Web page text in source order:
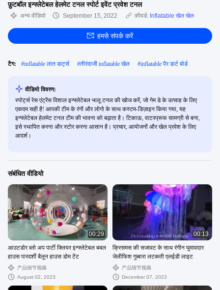
फ़ुटबॉल इन्फ्लेटेबल हेलमेट टनल स्पोर्ट इवेंट प्रवेश टनल
अन्य वीडियो September 15, 2022 कीवर्ड: Inflatable खेल खेल
हमसे संपर्क करें
टैग: #inflatable लात डार्ट्स #तीरंदाजी inflatable खेल #inflatable पैर डार्ट बोर्ड
वीडियो विवरण:
स्पोर्ट्स रेस एंट्रेंस विशाल इन्फ्लेटेबल भालू टनल की खोज करें, जो गेम डे के उत्साह के लिए
एकदम सही है! आपकी टीम के रंगों और लोगो के साथ कस्टम-डिज़ाइन किया गया, यह
इन्फ्लेटेबल हेलमेट टनल टीम की भावना को बढ़ाता है। टिकाऊ, वाटरप्रूफ सामग्री से बना,
इसे स्थापित करना और स्टोर करना आसान है। प्रचार, आयोजनों और खेल प्रवेश के लिए
आदर्श।
संबंधित वीडियो
00:29
आउटडोर ब्लो अप पार्टी क्लियर इन्फ्लेटेबल बबल
हाउस पारदर्शी बैलून हाउस डोम टेंट
产品细节视频
August 02, 2023
00:13
क्रिसमस की सजावट के साथ रंगीन घुमावदार
जेलीफिश गुब्बारा लटकती एलईडी लाइट
产品细节视频
December 07, 2023